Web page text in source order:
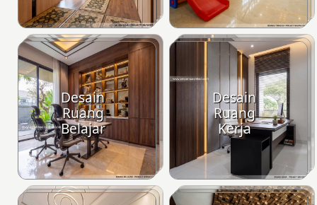
Desain
Ruang
Belajar
Desain
Ruang
Kerja